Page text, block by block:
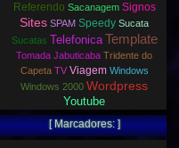
Referendo Sacanagem Signos
Sites SPAM Speedy Sucata
Sucatas Telefonica Template
Tomada Jabuticaba Tridente do
Capeta TV Viagem Windows
Windows 2000 Wordpress
Youtube
[ Marcadores: ]